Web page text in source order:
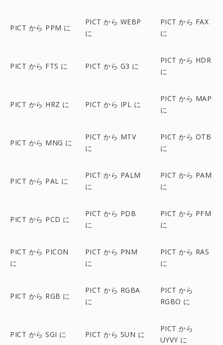
PICT から PPM に
PICT から WEBP
に
PICT から FAX
に
PICT から FTS に PICT から G3 に
PICT から HDR
に
PICT から HRZ に PICT から IPL に
PICT から MAP
に
PICT から MNG に
PICT から MTV
に
PICT から OTB
に
PICT から PAL に
PICT から PALM
に
PICT から PAM
に
PICT から PCD に
PICT から PDB
に
PICT から PFM
に
PICT から PICON
に
PICT から PNM
に
PICT から RAS
に
PICT から RGB に
PICT から RGBA
に
PICT から
RGBO に
PICT から SGI に PICT から SUN に
PICT から
UYVY に